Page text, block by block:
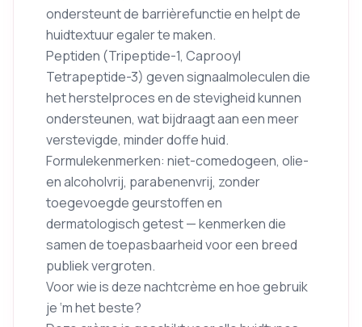
ondersteunt de barrièrefunctie en helpt de
huidtextuur egaler te maken.
Peptiden (Tripeptide-1, Caprooyl
Tetrapeptide-3) geven signaalmoleculen die
het herstelproces en de stevigheid kunnen
ondersteunen, wat bijdraagt aan een meer
verstevigde, minder doffe huid.
Formulekenmerken: niet-comedogeen, olie-
en alcoholvrij, parabenenvrij, zonder
toegevoegde geurstoffen en
dermatologisch getest — kenmerken die
samen de toepasbaarheid voor een breed
publiek vergroten.
Voor wie is deze nachtcrème en hoe gebruik
je ‘m het beste?